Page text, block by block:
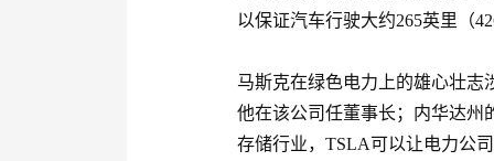
以保证汽车行驶大约265英里（
马斯克在绿色电力上的雄心壮志
他在该公司任董事长；内华达州
存储行业，TSLA可以让电力公